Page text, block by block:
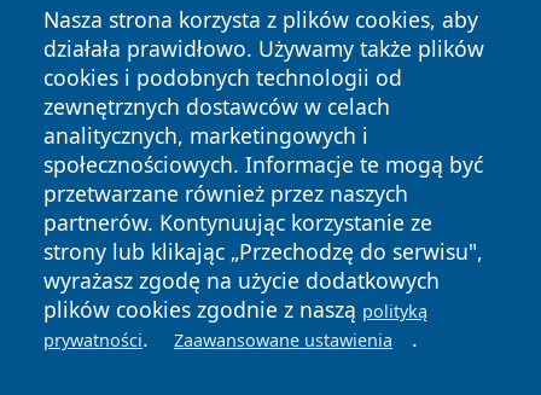
Nasza strona korzysta z plików cookies, aby
działała prawidłowo. Używamy także plików
cookies i podobnych technologii od
zewnętrznych dostawców w celach
analitycznych, marketingowych i
społecznościowych. Informacje te mogą być
przetwarzane również przez naszych
partnerów. Kontynuując korzystanie ze
strony lub klikając „Przechodzę do serwisu",
wyrażasz zgodę na użycie dodatkowych
plików cookies zgodnie z naszą polityką
prywatności. Zaawansowane ustawienia .
Copyright © 2026 wrotatarnowa.pl Wszystkie prawa
zastrzeżone.
News Autorzy
Polityka
Prywatności
Polityka
Cookies